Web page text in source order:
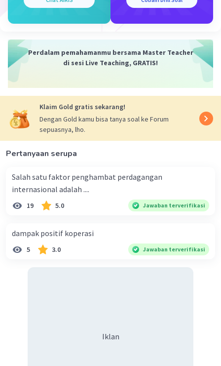
Perdalam pemahamanmu bersama Master Teacher
di sesi Live Teaching, GRATIS!
Klaim Gold gratis sekarang!
Dengan Gold kamu bisa tanya soal ke Forum
sepuasnya, lho.
Pertanyaan serupa
Salah satu faktor penghambat perdagangan
internasional adalah ....
19 5.0 Jawaban terverifikasi
dampak positif koperasi
5 3.0 Jawaban terverifikasi
Iklan